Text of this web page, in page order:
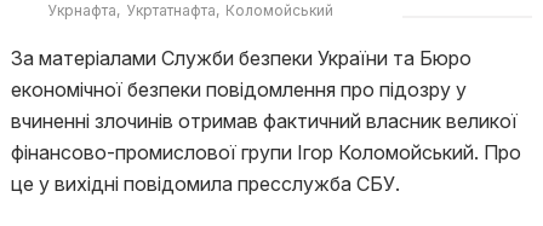
Укрнафта Укртатнафта Коломойський
За матеріалами Служби безпеки України та Бюро
економічної безпеки повідомлення про підозру у
вчиненні злочинів отримав фактичний власник великої
фінансово-промислової групи Ігор Коломойський. Про
це у вихідні повідомила пресслужба СБУ.